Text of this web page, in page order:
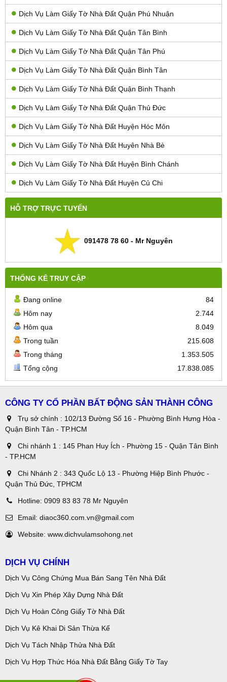
Dịch Vụ Làm Giấy Tờ Nhà Đất Quận Phú Nhuận
Dịch Vụ Làm Giấy Tờ Nhà Đất Quận Tân Bình
Dịch Vụ Làm Giấy Tờ Nhà Đất Quận Tân Phú
Dịch Vụ Làm Giấy Tờ Nhà Đất Quận Bình Tân
Dịch Vụ Làm Giấy Tờ Nhà Đất Quận Bình Thạnh
Dịch Vụ Làm Giấy Tờ Nhà Đất Quận Thủ Đức
Dịch Vụ Làm Giấy Tờ Nhà Đất Huyện Hóc Môn
Dịch Vụ Làm Giấy Tờ Nhà Đất Huyên Nhà Bè
Dịch Vụ Làm Giấy Tờ Nhà Đất Huyện Bình Chánh
Dịch Vụ Làm Giấy Tờ Nhà Đất Huyện Củ Chi
HỖ TRỢ TRỰC TUYẾN
091478 78 60 - Mr Nguyên
THỐNG KÊ TRUY CẬP
Đang online
84
Hôm nay
2.744
Hôm qua
8.049
Trong tuần
215.608
Trong tháng
1.353.505
Tổng cộng
17.838.085
CÔNG TY CỔ PHẦN BẤT ĐỘNG SẢN THÀNH CÔNG
Trụ sở chính : 102/13 Đường Số 16 - Phường Bình Hưng Hòa -
Quận Bình Tân - TP.HCM
Chi nhánh 1 : 145 Phan Huy Ích - Phường 15 - Quận Tân Bình
- TP.HCM
Chi Nhánh 2 : 343 Quốc Lộ 13 - Phường Hiệp Bình Phước -
Quận Thủ Đức, TPHCM
Hotline: 0909 83 83 78 Mr Nguyên
Email: diaoc360.com.vn@gmail.com
Website: www.dichvulamsohong.net
DỊCH VỤ CHÍNH
Dịch Vụ Công Chứng Mua Bán Sang Tên Nhà Đất
Dịch Vụ Xin Phép Xây Dựng Nhà Đất
Dịch Vụ Hoàn Công Giấy Tờ Nhà Đất
Dịch Vụ Kê Khai Di Sản Thừa Kế
Dịch Vụ Tách Nhập Thửa Nhà Đất
Dịch Vụ Hợp Thức Hóa Nhà Đất Bằng Giấy Tờ Tay